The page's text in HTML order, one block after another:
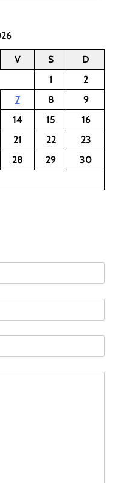
V S
D
1
2
7 8
9
14 15
16
21 22
23
28 29
30